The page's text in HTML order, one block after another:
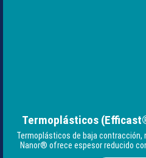
Termoplásticos
Termoplásticos de baja contracción,
Nanor® ofrece espesor reducido